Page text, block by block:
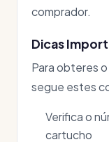
comprador.
Dicas
Para obteres
segue estes
Verifica o
cartucho